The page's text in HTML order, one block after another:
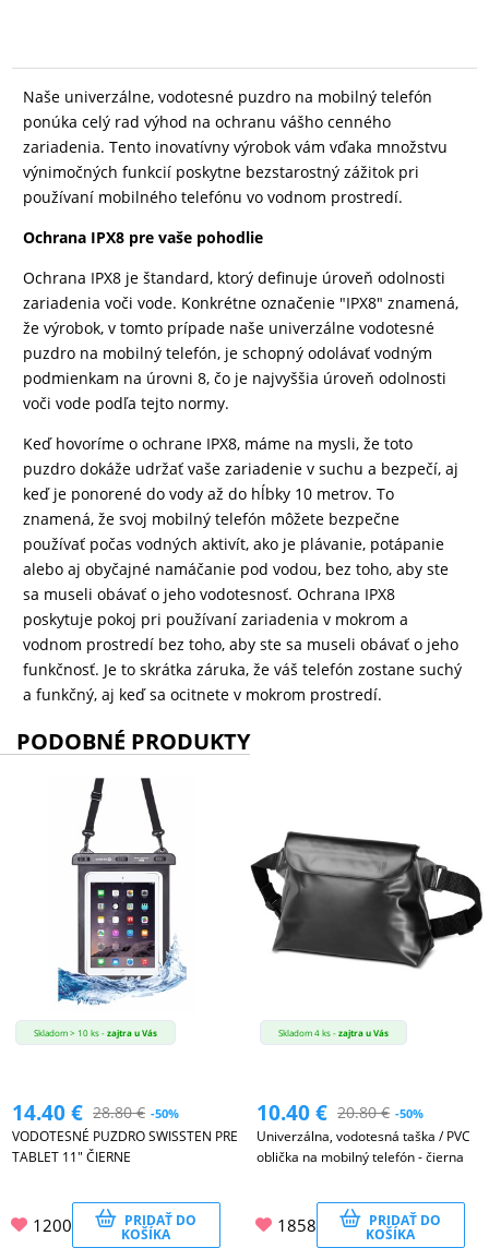
A
ZDRAVIE
MATKA
DIEŤA
DRONY
DOM,
DIELŇA
A
ZÁHRADA
Naše univerzálne, vodotesné puzdro na mobilný telefón
ponúka celý rad výhod na ochranu vášho cenného
zariadenia. Tento inovatívny výrobok vám vďaka množstvu
výnimočných funkcií poskytne bezstarostný zážitok pri
používaní mobilného telefónu vo vodnom prostredí.
Ochrana IPX8 pre vaše pohodlie
Ochrana IPX8 je štandard, ktorý definuje úroveň odolnosti
zariadenia voči vode. Konkrétne označenie "IPX8" znamená,
že výrobok, v tomto prípade naše univerzálne vodotesné
puzdro na mobilný telefón, je schopný odolávať vodným
podmienkam na úrovni 8, čo je najvyššia úroveň odolnosti
voči vode podľa tejto normy.
Keď hovoríme o ochrane IPX8, máme na mysli, že toto
puzdro dokáže udržať vaše zariadenie v suchu a bezpečí, aj
keď je ponorené do vody až do hĺbky 10 metrov. To
znamená, že svoj mobilný telefón môžete bezpečne
používať počas vodných aktivít, ako je plávanie, potápanie
alebo aj obyčajné namáčanie pod vodou, bez toho, aby ste
sa museli obávať o jeho vodotesnosť. Ochrana IPX8
poskytuje pokoj pri používaní zariadenia v mokrom a
vodnom prostredí bez toho, aby ste sa museli obávať o jeho
funkčnosť. Je to skrátka záruka, že váš telefón zostane suchý
a funkčný, aj keď sa ocitnete v mokrom prostredí.
PODOBNÉ PRODUKTY
Skladom > 10 ks -zajtra u Vás
14.40€ 28.80€ -50%
VODOTESNÉ PUZDRO SWISSTEN PRE
TABLET 11" ČIERNE
1200 PRIDAŤ DO
KOŠÍKA
Skladom 4 ks -zajtra u Vás
10.40€ 20.80€ -50%
Univerzálna, vodotesná taška / PVC
oblička na mobilný telefón - čierna
1858 PRIDAŤ DO
KOŠÍKA